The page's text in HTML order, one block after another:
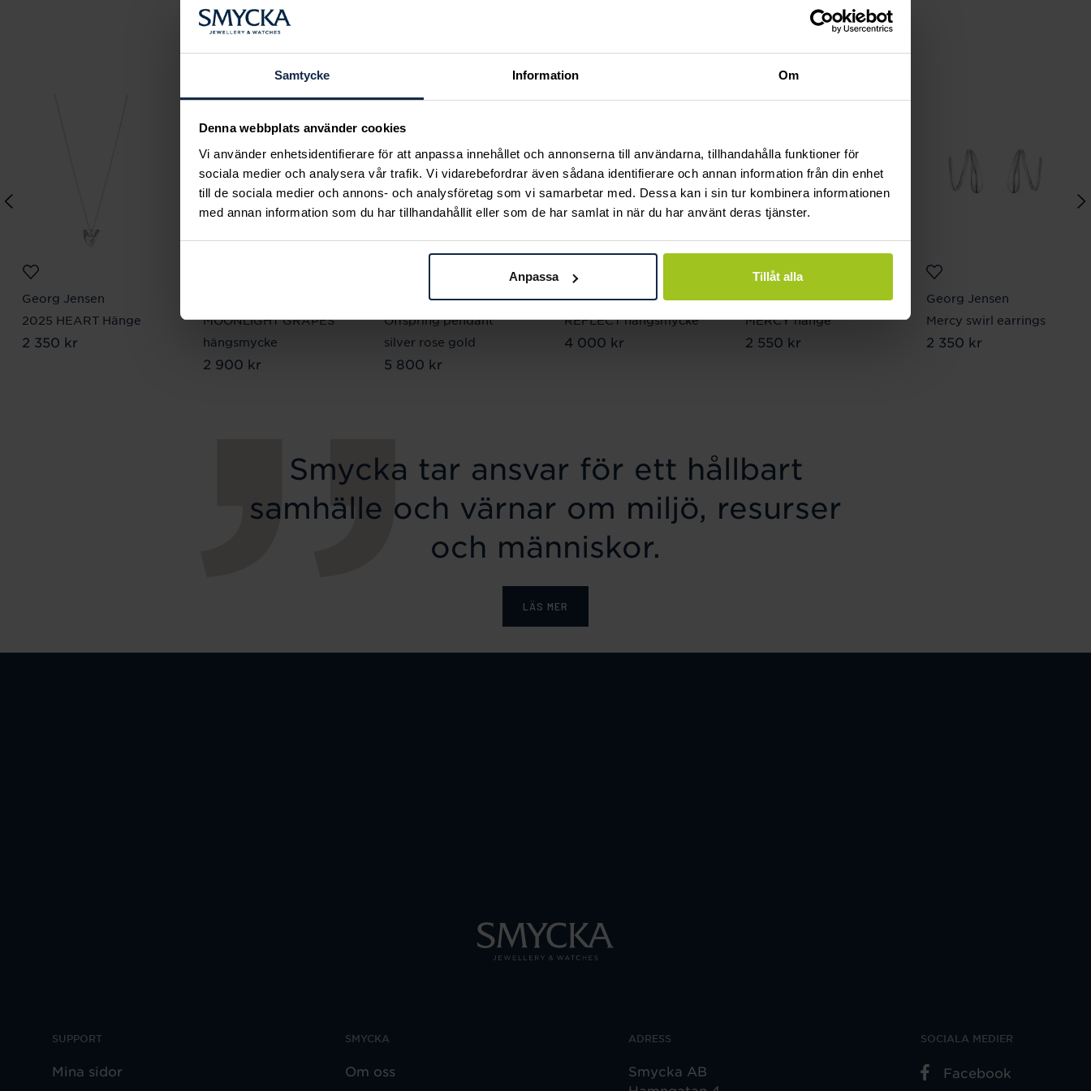
Samtycke Information Om
Denna webbplats använder cookies
Vi använder enhetsidentifierare för att anpassa innehållet och annonserna till användarna, tillhandahålla funktioner för
sociala medier och analysera vår trafik. Vi vidarebefordrar även sådana identifierare och annan information från din enhet
till de sociala medier och annons- och analysföretag som vi samarbetar med. Dessa kan i sin tur kombinera informationen
med annan information som du har tillhandahållit eller som de har samlat in när du har använt deras tjänster.
Anpassa Tillåt alla
Andra köpte också
Georg Jensen
2025 HEART Hänge
Pris:2 350 kr
2 350 kr
MOONLIGHT GRAPES
hängsmycke
Pris:2 900 kr
2 900 kr
Georg Jensen
Offspring pendant
silver rose gold
Pris:5 800 kr
5 800 kr
Georg Jensen
REFLECT hängsmycke
Pris:4 000 kr
4 000 kr
Georg Jensen
MERCY hänge
Pris:2 550 kr
2 550 kr
Georg Jensen
Mercy swirl earrings
Pris:2 350 kr
2 350 kr
Smycka tar ansvar för ett hållbart
samhälle och värnar om miljö, resurser
och människor.
LÄS MER
SUPPORT
Mina sidor
SMYCKA
Om oss
ADRESS
Smycka AB
SOCIALA MEDIER
Facebook